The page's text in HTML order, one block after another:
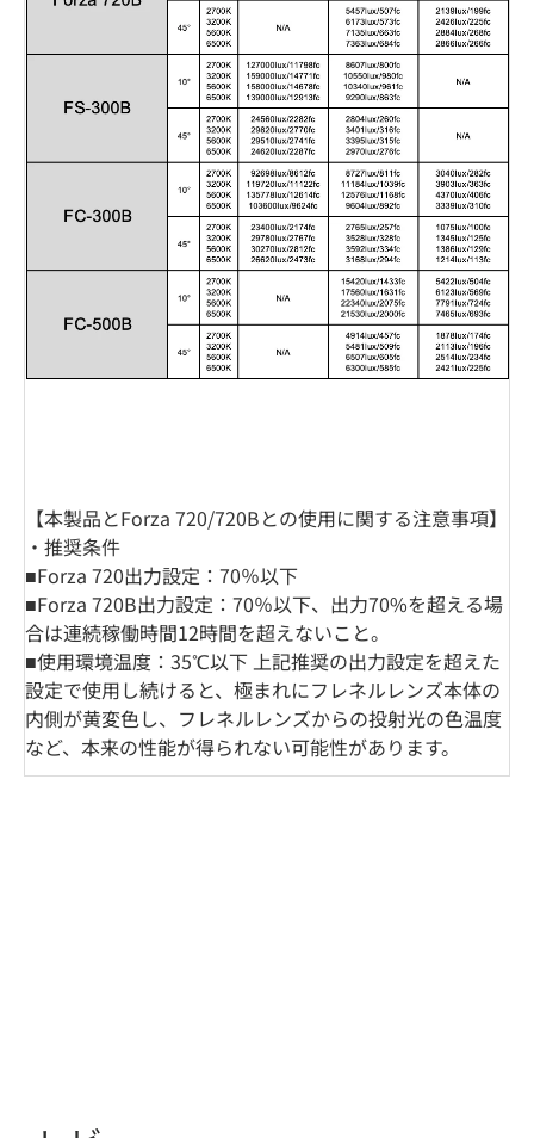
【本製品とForza 720/720Bとの使用に関する注意事項】
・推奨条件
■Forza 720出⼒設定：70％以下
■Forza 720B出⼒設定：70％以下、出⼒70%を超える場
合は連続稼働時間12時間を超えないこと。
■使⽤環境温度：35℃以下 上記推奨の出⼒設定を超えた
設定で使⽤し続けると、極まれにフレネルレンズ本体の
内側が⻩変⾊し、フレネルレンズからの投射光の⾊温度
など、本来の性能が得られない可能性があります。